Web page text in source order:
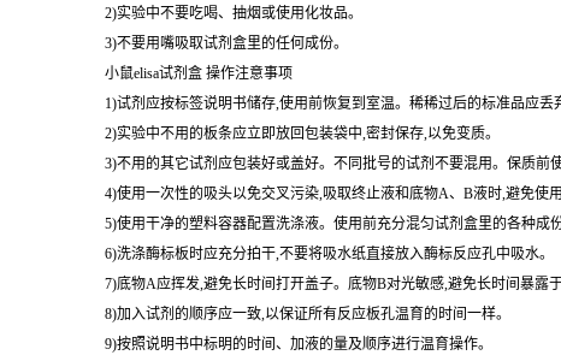
小鼠elisa试剂盒 安全性
1)避免直接接触终止液和底物A、B。一旦接触到这些液体,请尽快用水冲
2)实验中不要吃喝、抽烟或使用化妆品。
3)不要用嘴吸取试剂盒里的任何成份。
小鼠elisa试剂盒 操作注意事项
1)试剂应按标签说明书储存,使用前恢复到室温。稀稀过后的标准品应丢
2)实验中不用的板条应立即放回包装袋中,密封保存,以免变质。
3)不用的其它试剂应包装好或盖好。不同批号的试剂不要混用。保质前
4)使用一次性的吸头以免交叉污染,吸取终止液和底物A、B液时,避免使
5)使用干净的塑料容器配置洗涤液。使用前充分混匀试剂盒里的各种成
6)洗涤酶标板时应充分拍干,不要将吸水纸直接放入酶标反应孔中吸水。
7)底物A应挥发,避免长时间打开盖子。底物B对光敏感,避免长时间暴露